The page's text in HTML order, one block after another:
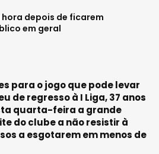
depois de ficarem
em geral
para o jogo que pode levar
de regresso à I Liga, 37 anos
quarta-feira a grande
do clube a não resistir à
a esgotarem em menos de